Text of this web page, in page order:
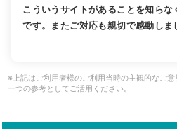
こういうサイトがあることを知ら
です。またご対応も親切で感動しま
※上記はご利用者様のご利用当時の主観的なご意
一つの参考としてご活用ください。